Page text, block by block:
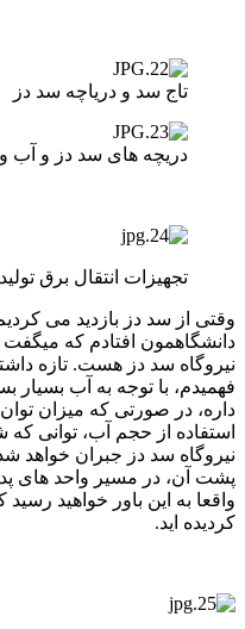
تاج سد و دریاچه سد دز
دریچه های سد دز و آب
تجهیزات انتقال برق
وقتی از سد دز بازدید می
دانشگاهمون افتادم که
نیروگاه سد دز هست. تازه
فهمیدم، با توجه به آب بسیار
داره، در صورتی که میزان
استفاده از حجم آب، توانی که
نیروگاه سد دز جبران خواهد
پشت آن، در مسیر واحد های
واقعا به این باور خواهید
کردیده اید.